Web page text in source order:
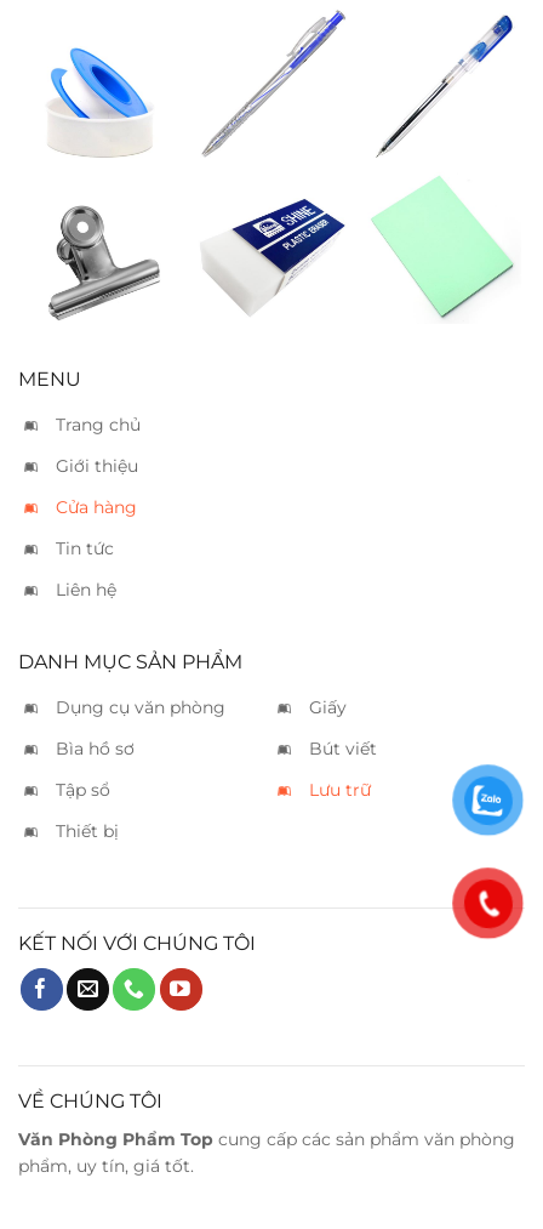
Băng keo ống
nước
Bút bi TL 027
xanh
Bút My Gel
xanh
Kẹp sắt nhỏ
6cm
Gôm Shine 310
Giấy bìa A4
MENU
Trang chủ
Giới thiệu
Cửa hàng
Tin tức
Liên hệ
DANH MỤC SẢN PHẨM
Dụng cụ văn phòng
Giấy
Bìa hồ sơ
Bút viết
Tập sổ
Lưu trữ
Thiết bị
KẾT NỐI VỚI CHÚNG TÔI
VỀ CHÚNG TÔI
Văn Phòng Phẩm Top cung cấp các sản phẩm văn phòng
phẩm, uy tín, giá tốt.